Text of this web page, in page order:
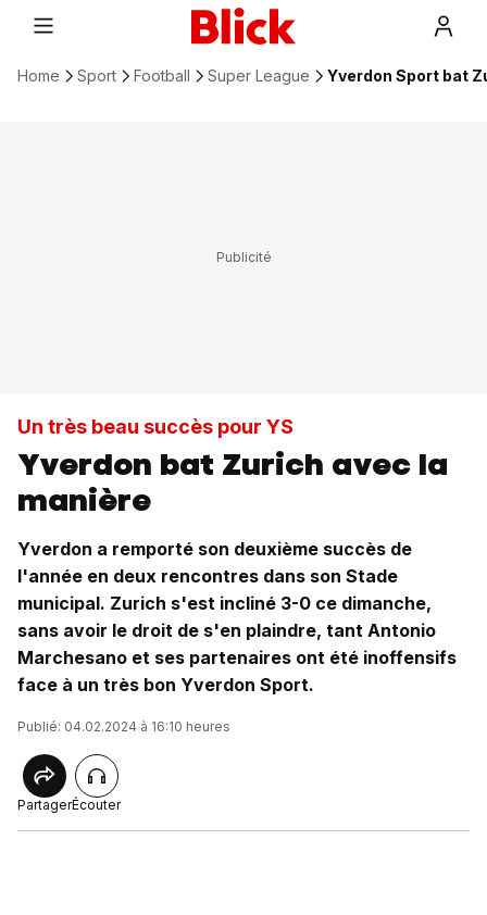
Home Sport Football Super League Yverdon Sport bat
Un très beau succès pour YS
Yverdon bat Zurich avec la
manière
Yverdon a remporté son deuxième succès de
l'année en deux rencontres dans son Stade
municipal. Zurich s'est incliné 3-0 ce dimanche,
sans avoir le droit de s'en plaindre, tant Antonio
Marchesano et ses partenaires ont été inoffensifs
face à un très bon Yverdon Sport.
Publié: 04.02.2024 à 16:10 heures
PartagerÉcouter